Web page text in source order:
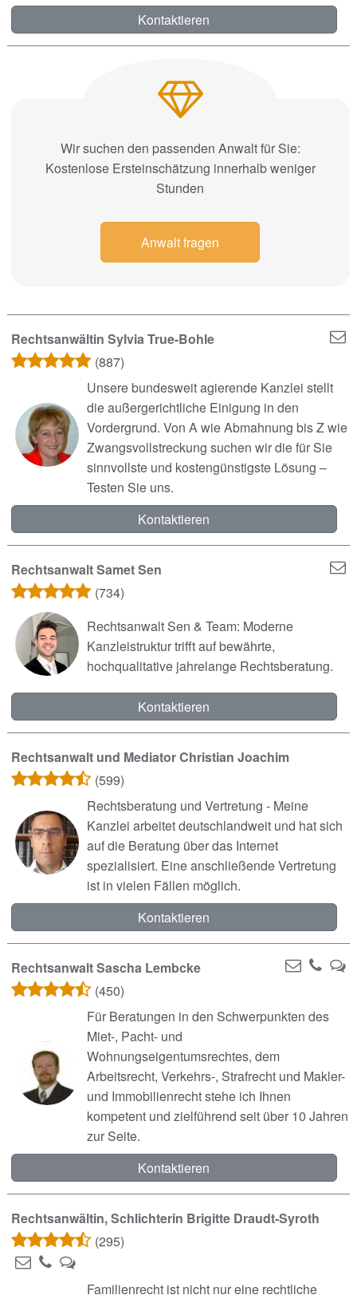
Kontaktieren
Wir suchen den passenden Anwalt für Sie:
Kostenlose Ersteinschätzung innerhalb weniger
Stunden
Anwalt fragen
Rechtsanwältin Sylvia True-Bohle
(887)
Unsere bundesweit agierende Kanzlei stellt
die außergerichtliche Einigung in den
Vordergrund. Von A wie Abmahnung bis Z wie
Zwangsvollstreckung suchen wir die für Sie
sinnvollste und kostengünstigste Lösung –
Testen Sie uns.
Kontaktieren
Rechtsanwalt Samet Sen
(734)
Rechtsanwalt Sen & Team: Moderne
Kanzleistruktur trifft auf bewährte,
hochqualitative jahrelange Rechtsberatung.
Kontaktieren
Rechtsanwalt und Mediator Christian Joachim
(599)
Rechtsberatung und Vertretung - Meine
Kanzlei arbeitet deutschlandweit und hat sich
auf die Beratung über das Internet
spezialisiert. Eine anschließende Vertretung
ist in vielen Fällen möglich.
Kontaktieren
Rechtsanwalt Sascha Lembcke
(450)
Für Beratungen in den Schwerpunkten des
Miet-, Pacht- und
Wohnungseigentumsrechtes, dem
Arbeitsrecht, Verkehrs-, Strafrecht und Makler-
und Immobilienrecht stehe ich Ihnen
kompetent und zielführend seit über 10 Jahren
zur Seite.
Kontaktieren
Rechtsanwältin, Schlichterin Brigitte Draudt-Syroth
(295)
Familienrecht ist nicht nur eine rechtliche